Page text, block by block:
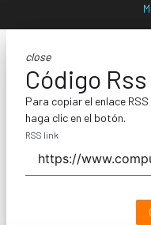
close
Código Rss
Para copiar el enlace
haga clic en el botón.
RSS link